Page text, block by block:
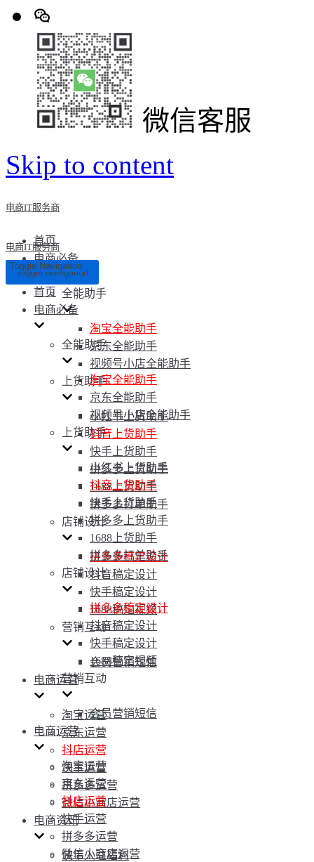
微信客服
Skip to content
电商IT服务商
首页
电商必备
全能助手
淘宝全能助手
京东全能助手
视频号小店全能助手
上货助手
小红书上货助手
抖音上货助手
快手上货助手
拼多多上货助手
1688上货助手
拼多多打单助手
店铺设计
拼多多稿定设计
抖音稿定设计
快手稿定设计
1688稿定视频
营销互动
会员营销短信
电商运营
淘宝运营
京东运营
抖店运营
快手运营
拼多多运营
微信小商店运营
电商资讯
快手入驻福利
电商IT服务商
Toggle Navigation
Toggle Navigation
首页
电商必备
全能助手
淘宝全能助手
京东全能助手
视频号小店全能助手
上货助手
小红书上货助手
抖音上货助手
快手上货助手
拼多多上货助手
1688上货助手
拼多多打单助手
店铺设计
拼多多稿定设计
抖音稿定设计
快手稿定设计
1688稿定视频
营销互动
会员营销短信
电商运营
淘宝运营
京东运营
抖店运营
快手运营
拼多多运营
微信小商店运营